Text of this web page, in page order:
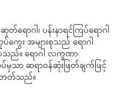
ရောဂါ၊ ပန်းနာရင်ကြပ်ရောဂါ
ေး အများစုသည် ရောဂါ
ည်။ ရောဂါ လက္ခဏာ
သာ ဆရာဝန်ဆုံးဖြတ်ချက်ဖြင့်
တတ်သည်။